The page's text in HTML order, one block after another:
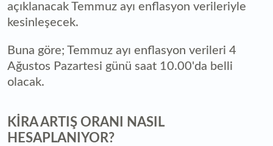
açıklanacak Temmuz ayı enflasyon verileriyle
kesinleşecek.
Buna göre; Temmuz ayı enflasyon verileri 4
Ağustos Pazartesi günü saat 10.00'da belli
olacak.
KİRA ARTIŞ ORANI NASIL
HESAPLANIYOR?